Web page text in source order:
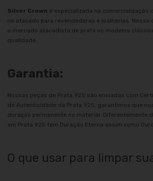
Silver Crown é especializada na comercialização
no atacado para revendedoras e joalherias. Nosso
o mercado atacadista de prata os modelos
qualidade.
Garantia:
Nossas peças de Prata 925 são enviadas com
de Autenticidade da Prata 925, garantimos que
duração permanente no material. Diferentemente
em Prata 925 tem Duração Eterna assim como Ouro
O que usar para limpar